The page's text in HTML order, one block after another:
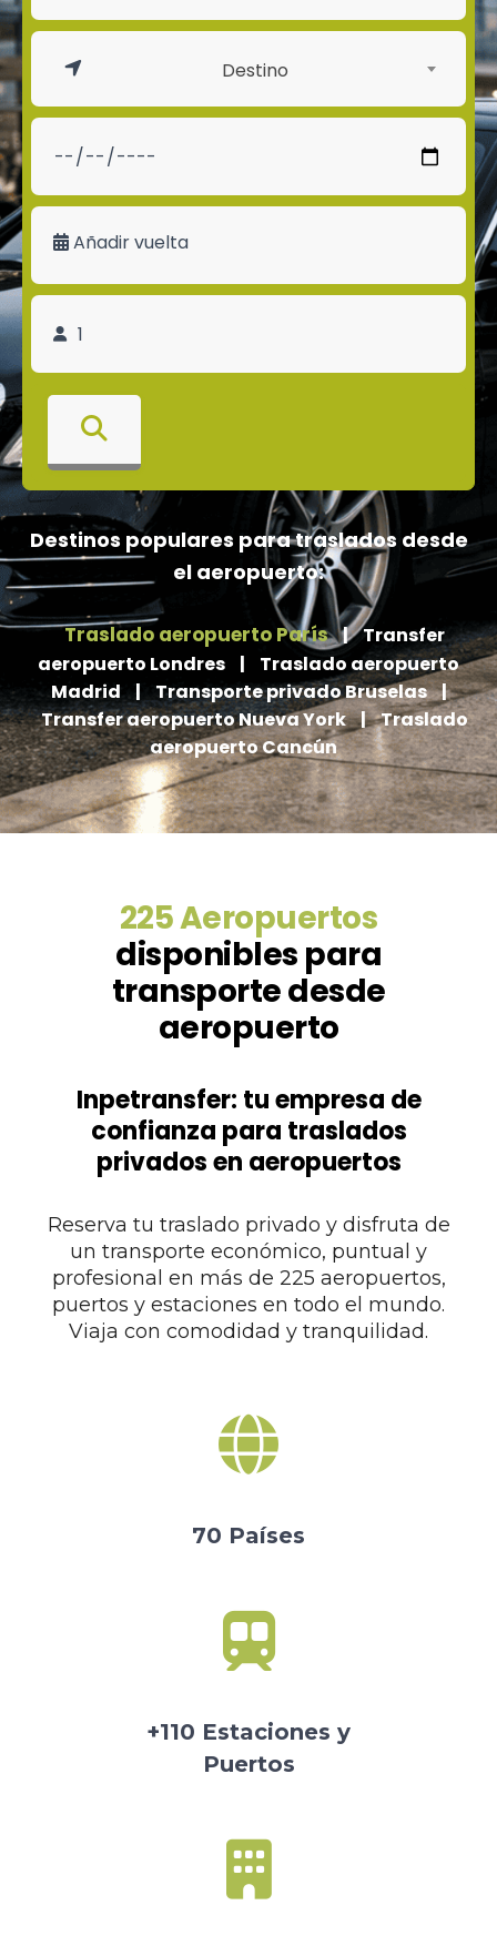
Destino
Añadir vuelta
Destinos populares para traslados desde
el aeropuerto:
Traslado aeropuerto París | Transfer
aeropuerto Londres
|
Traslado aeropuerto
Madrid
| Transporte privado Bruselas |
Transfer aeropuerto Nueva York | Traslado
aeropuerto Cancún
225 Aeropuertos
disponibles para
transporte desde
aeropuerto
Inpetransfer: tu empresa de
confianza para traslados
privados en aeropuertos
Reserva tu traslado privado y disfruta de
un transporte económico, puntual y
profesional en más de 225 aeropuertos,
puertos y estaciones en todo el mundo.
Viaja con comodidad y tranquilidad.
70 Países
+110 Estaciones y
Puertos